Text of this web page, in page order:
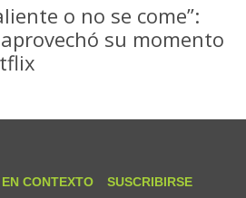
o no se come”:
aprovechó su momento
EN CONTEXTO SUSCRIBIRSE